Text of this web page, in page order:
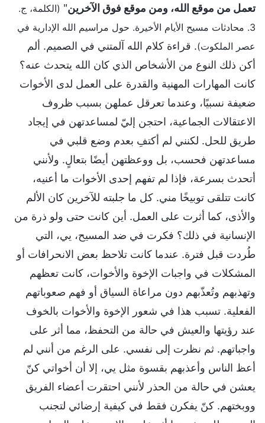
تعمل من موقع الله، ومن موقع فوق الآخرين" (الكلمة، ج.
3. محادثات مسيح الأيام الأخيرة. حول مراسيم الله الإدارية في
عصر الملكوت). قراءة كلام الله آلمتني في الصميم. ألم
أكن ذلك النوع من الأشخاص الذي كان الله يتحدث عنه؟
كانت المهارات المهنية والقدرة على العمل لدى الأخوات
ضعيفة نسبيًا، وعندما تعرقل عملهن بسبب ظروف
الاعتقالات الجماعية، احتجن إليّ لمساعدتهن في إيجاد
طريق للحل. لكنني لم أكتفِ بعدم وضع قلبي في
مساعدتهن فحسب، بل ووعظتهن أيضًا بتعالٍ. ولأنني
أتحدث بسرعة، فإذا لم تفهم إحدى الأخوات ما أعنيه،
كانت تتلقى توبيخًا مني. كل ما جلبته للآخرين كان الألم
والأذى، كما أثرت على العمل. أين كانت حتى ولو ذرة من
الإنسانية في ذلك؟ فكرت في ضد المسيح، يي، التي
طُردت قبل فترة. عندما كانت تلاحظ بعض الانحرافات أو
المشكلات في واجبات الإخوة والأخوات، كانت تعظهم
وتهذبهم وتُعذّبهم دون مراعاة السياق أو فهم صعوباتهم
الفعلية. تسبب هذا في شعور الإخوة والأخوات بالخوف
عند رؤيتها والعيش في حالة من التحفظ، مما أثر على
واجباتهم. ثم نظرت إلى نفسي. على الرغم من أنني لم
أعظ الناس وأعذبهم بقسوة مثل يي، إلا أن أخواتي كنّ
يعشن في حالة من الحذر لأنني احتقرت أعضاء الفريق
ووبختهم. كنّ يفكرن فقط في كيفية إرضائي لتجنب